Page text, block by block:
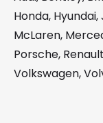
Honda, Hyundai,
McLaren,
Porsche, Renault
Volkswagen,